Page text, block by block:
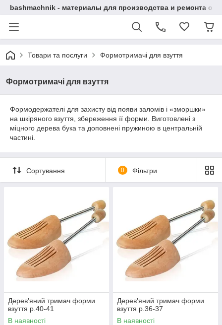
bashmachnik - материалы для производства и ремонта
Товари та послуги Формотримачі для взуття
Формотримачі для взуття
Формодержателі для захисту від появи заломів і «зморшки»
на шкіряного взуття, збереження її форми. Виготовлені з
міцного дерева бука та доповнені пружиною в центральній
частині.
Сортування 0 Фільтри
Дерев'яний тримач форми
взуття р.40-41
В наявності
Дерев'яний тримач форми
взуття р.36-37
В наявності